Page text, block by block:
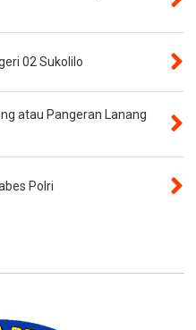
02 Sukolilo
atau Pangeran Lanang
Polri